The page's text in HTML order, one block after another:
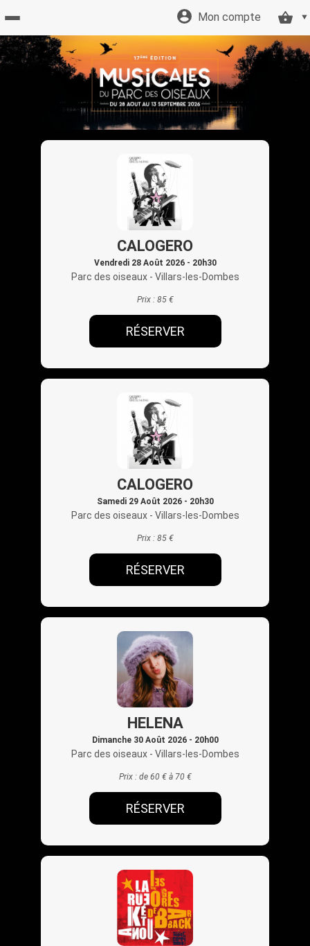
Accueil
Mon compte
CALOGERO
Vendredi 28 Août 2026 - 20h30
Parc des oiseaux - Villars-les-Dombes
Prix :85 €
RÉSERVER
CALOGERO
Samedi 29 Août 2026 - 20h30
Parc des oiseaux - Villars-les-Dombes
Prix :85 €
RÉSERVER
HELENA
Dimanche 30 Août 2026 - 20h00
Parc des oiseaux - Villars-les-Dombes
Prix :de 60 € à 70 €
RÉSERVER